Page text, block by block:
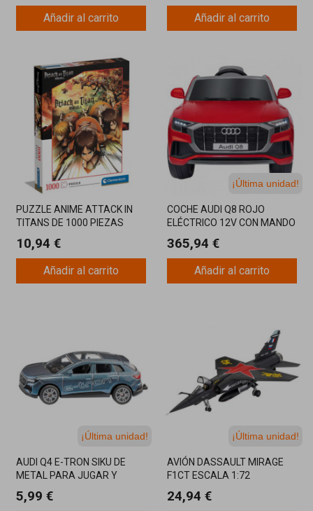
Añadir al carrito Añadir al carrito
PUZZLE ANIME ATTACK IN
TITANS DE 1000 PIEZAS
CLEMENTONI
10,94 €
Añadir al carrito
¡Última unidad!
COCHE AUDI Q8 ROJO
ELÉCTRICO 12V CON MANDO
365,94 €
Añadir al carrito
¡Última unidad!
AUDI Q4 E-TRON SIKU DE
METAL PARA JUGAR Y
COLECCIONAR
5,99 €
¡Última unidad!
AVIÓN DASSAULT MIRAGE
F1CT ESCALA 1:72
24,94 €